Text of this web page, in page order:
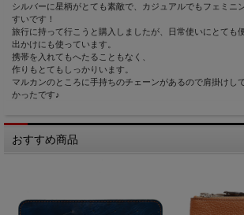
シルバーに星柄がとても素敵で、カジュアルでもフェミニ
すいです！
旅行に持って行こうと購入しましたが、日常使いにとても
出かけにも使っています。
携帯を入れてもへたることもなく、
作りもとてもしっかりいます。
マルカンのところに手持ちのチェーンがあるので肩掛けし
かったです♪
おすすめ商品